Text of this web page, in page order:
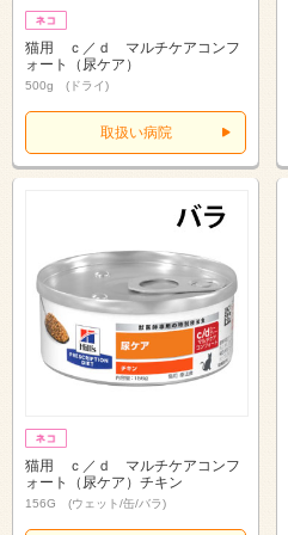
猫用 ｃ／ｄ マルチケアコンフ
ォート（尿ケア）
500g (ドライ)
取扱い病院
猫用 ｃ／ｄ マルチケアコンフ
ォート（尿ケア）チキン
156G (ウェット/缶/バラ)